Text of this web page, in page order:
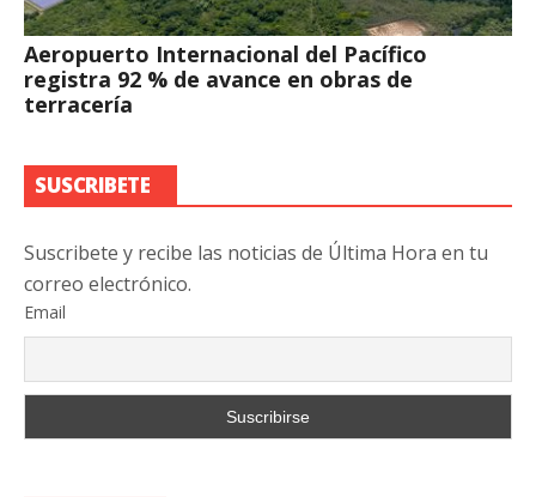
Aeropuerto Internacional del Pacífico
registra 92 % de avance en obras de
terracería
SUSCRIBETE
Suscribete y recibe las noticias de Última Hora en tu
correo electrónico.
Email